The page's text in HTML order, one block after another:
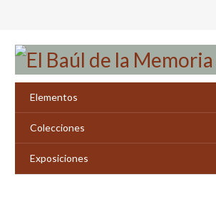
contenido
principal
Elementos
Colecciones
Exposiciones